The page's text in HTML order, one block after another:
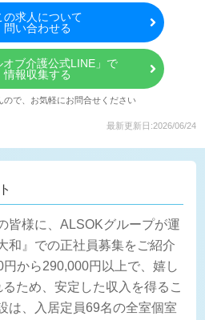
の求人について
問い合わせる
オブ介護公式LINE」で
情報収集する
ので、お気軽にお問合せください
最新更新日:2026/06/24
皆様に、ALSOKグループが運
和』での正社員募集をご紹介
から290,000円以上で、嬉し
ため、安定した収入を得るこ
は、入居定員69名の全室個室